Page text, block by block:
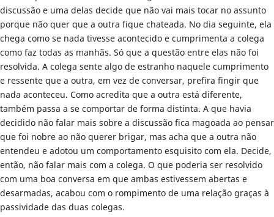
discussão e uma delas decide que não vai mais tocar no assunto
porque não quer que a outra fique chateada. No dia seguinte, ela
chega como se nada tivesse acontecido e cumprimenta a colega
como faz todas as manhãs. Só que a questão entre elas não foi
resolvida. A colega sente algo de estranho naquele cumprimento
e ressente que a outra, em vez de conversar, prefira fingir que
nada aconteceu. Como acredita que a outra está diferente,
também passa a se comportar de forma distinta. A que havia
decidido não falar mais sobre a discussão fica magoada ao pensar
que foi nobre ao não querer brigar, mas acha que a outra não
entendeu e adotou um comportamento esquisito com ela. Decide,
então, não falar mais com a colega. O que poderia ser resolvido
com uma boa conversa em que ambas estivessem abertas e
desarmadas, acabou com o rompimento de uma relação graças à
passividade das duas colegas.